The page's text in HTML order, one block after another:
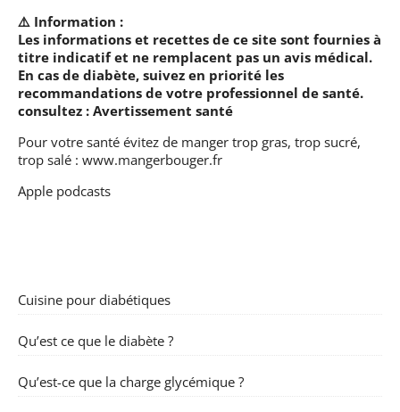
⚠️ Information :
Les informations et recettes de ce site sont fournies à
titre indicatif et ne remplacent pas un avis médical.
En cas de diabète, suivez en priorité les
recommandations de votre professionnel de santé.
consultez : Avertissement santé
Pour votre santé évitez de manger trop gras, trop sucré,
trop salé : www.mangerbouger.fr
Apple podcasts
Cuisine pour diabétiques
Qu’est ce que le diabète ?
Qu’est-ce que la charge glycémique ?